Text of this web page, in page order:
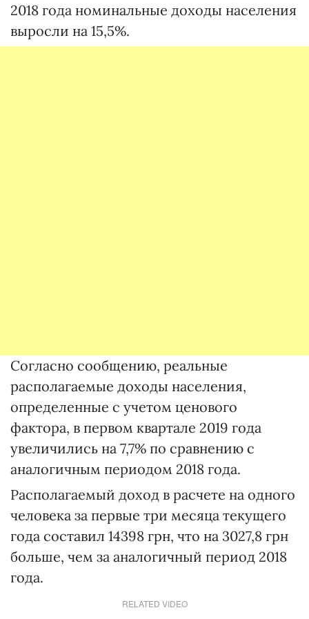
2018 года номинальные доходы населения
выросли на 15,5%.
Согласно сообщению, реальные
располагаемые доходы населения,
определенные с учетом ценового
фактора, в первом квартале 2019 года
увеличились на 7,7% по сравнению с
аналогичным периодом 2018 года.
Располагаемый доход в расчете на одного
человека за первые три месяца текущего
года составил 14398 грн, что на 3027,8 грн
больше, чем за аналогичный период 2018
года.
RELATED VIDEO